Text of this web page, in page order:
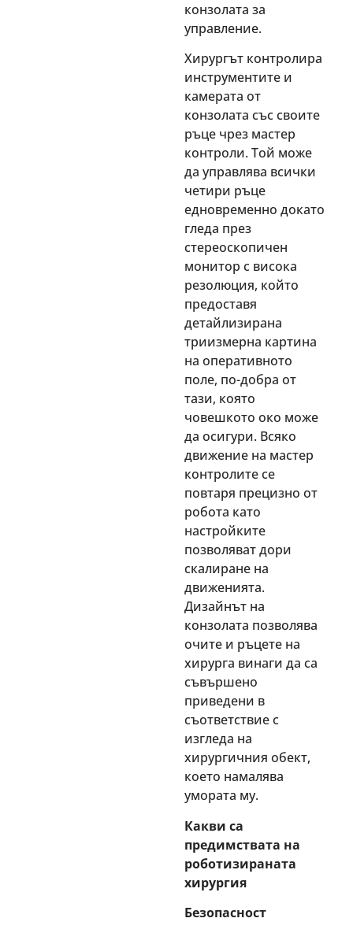
конзолата за
управление.
Хирургът контролира
инструментите и
камерата от
конзолата със своите
ръце чрез мастер
контроли. Той може
да управлява всички
четири ръце
едновременно докато
гледа през
стереоскопичен
монитор с висока
резолюция, който
предоставя
детайлизирана
триизмерна картина
на оперативното
поле, по-добра от
тази, която
човешкото око може
да осигури. Всяко
движение на мастер
контролите се
повтаря прецизно от
робота като
настройките
позволяват дори
скалиране на
движенията.
Дизайнът на
конзолата позволява
очите и ръцете на
хирурга винаги да са
съвършено
приведени в
съответствие с
изгледа на
хирургичния обект,
което намалява
умората му.
Какви са
предимствата на
роботизираната
хирургия
Безопасност